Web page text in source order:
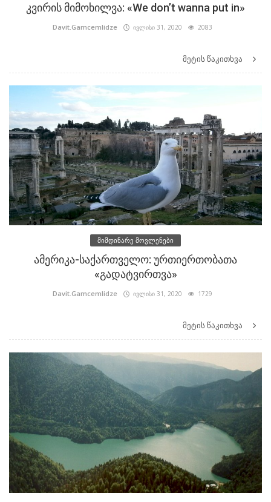
კვირის მიმოხილვა: «We don’t wanna put in»
Davit.Gamcemlidze ივლისი 31, 2020 2083
მეტის წაკითხვა
მიმდინარე მოვლენები
ამერიკა-საქართველო: ურთიერთობათა
«გადატვირთვა»
Davit.Gamcemlidze ივლისი 31, 2020 1729
მეტის წაკითხვა